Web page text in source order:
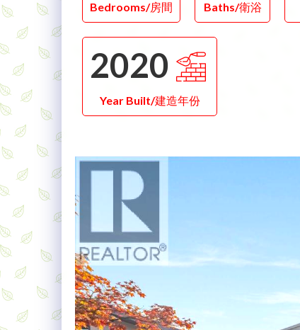
Bedrooms/房間 Baths/衛浴
2020
Year Built/建造年份